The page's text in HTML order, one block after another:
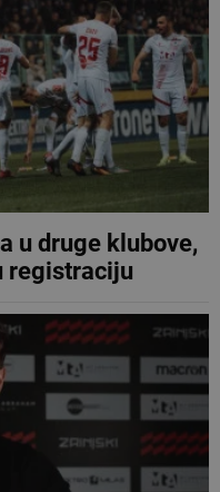
u druge klubove,
registraciju